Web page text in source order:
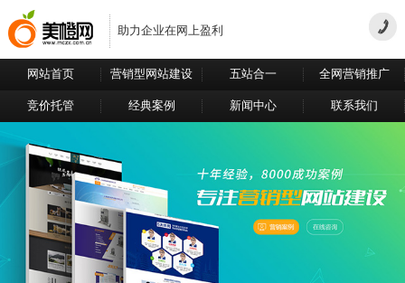
助力企业在网上盈利
网站首页 营销型网站建设 五站合一 全网营销推广
竞价托管 经典案例 新闻中心 联系我们